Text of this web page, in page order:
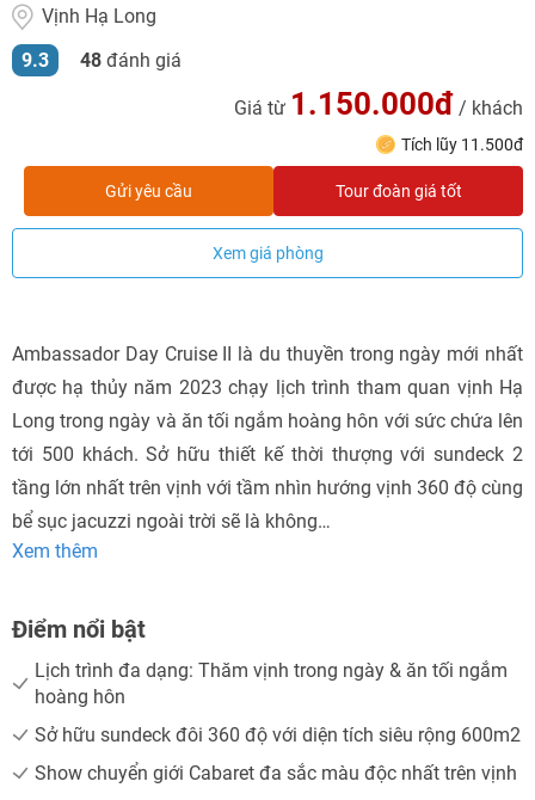
Vịnh Hạ Long
9.3
48 đánh giá
Giá từ 1.150.000đ / khách
Tích lũy 11.500đ
Gửi yêu cầu Tour đoàn giá tốt
Xem giá phòng
Ambassador Day Cruise II là du thuyền trong ngày mới nhất
được hạ thủy năm 2023 chạy lịch trình tham quan vịnh Hạ
Long trong ngày và ăn tối ngắm hoàng hôn với sức chứa lên
tới 500 khách. Sở hữu thiết kế thời thượng với sundeck 2
tầng lớn nhất trên vịnh với tầm nhìn hướng vịnh 360 độ cùng
bể sục jacuzzi ngoài trời sẽ là không…
Xem thêm
Điểm nổi bật
Lịch trình đa dạng: Thăm vịnh trong ngày & ăn tối ngắm
hoàng hôn
Sở hữu sundeck đôi 360 độ với diện tích siêu rộng 600m2
Show chuyển giới Cabaret đa sắc màu độc nhất trên vịnh
Nhận ưu đãi ngay!